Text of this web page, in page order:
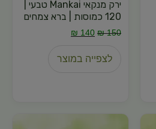
ירק מנקאי Mankai טבעי |
120 כמוסות | ברא צמחים
150
₪
140
₪
לצפייה במוצר